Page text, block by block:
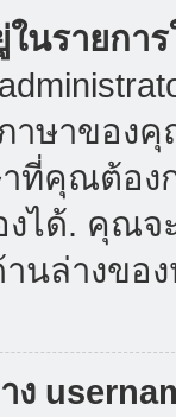
นรายการ
าษาของ
าที่คุณต้อ
ได้. คุณจ
นล่างขอ